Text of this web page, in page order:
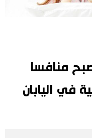
Русский
منافسا
في اليابان